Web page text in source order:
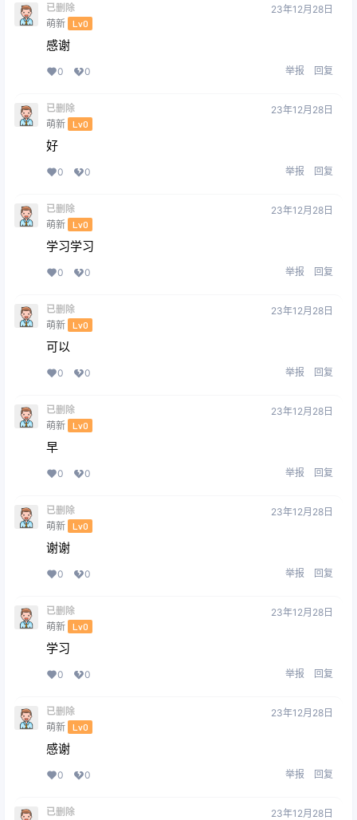
已删除
萌新 Lv0
23年12月28日
感谢
0 0 举报 回复
已删除
萌新 Lv0
23年12月28日
好
0 0 举报 回复
已删除
萌新 Lv0
23年12月28日
学习学习
0 0 举报 回复
已删除
萌新 Lv0
23年12月28日
可以
0 0 举报 回复
已删除
萌新 Lv0
23年12月28日
早
0 0 举报 回复
已删除
萌新 Lv0
23年12月28日
谢谢
0 0 举报 回复
已删除
萌新 Lv0
23年12月28日
学习
0 0 举报 回复
已删除
萌新 Lv0
23年12月28日
感谢
0 0 举报 回复
已删除
23年12月28日